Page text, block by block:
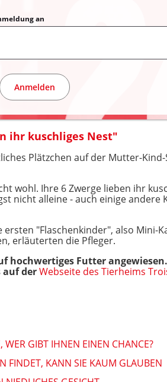
an
Anmelden
ihr kuschliges Nest"
Plätzchen auf der Mutter-
wohl. Ihre 6 Zwerge lieben ihr
nicht alleine - auch einige andere
"Flaschenkinder", also Mini-
erläuterten die Pfleger.
hochwertiges Futter
derWebseite des Tierheims
WER GIBT IHNEN EINEN CHANCE?
FINDET, KANN SIE KAUM GLAUBEN